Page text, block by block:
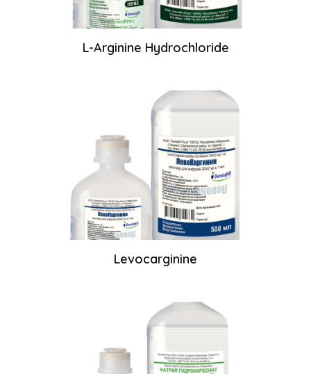
L-Arginine Hydrochloride
Levocarginine